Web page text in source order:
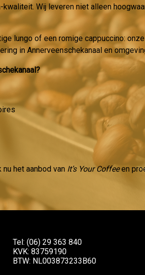
Wij leveren niet alleen
lungo of een romige cappuccino:
in Annerveenschekanaal en
het aanbod van It’s Your Coffeeen
Tel: (06) 29 363 840
KVK: 83759190
BTW: NL003873233B60